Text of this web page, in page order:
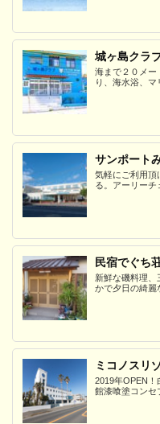
城ヶ島クラ
海まで２０メー
り、海水浴、マ
サンポート
気軽にご利用頂
る。アーリーチ
民宿でぐち
新鮮な磯料理
かで夕日の綺麗
ミコノスリ
2019年OPEN！
館漆喰塗コンセ